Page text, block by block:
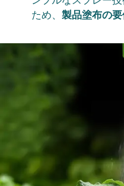
ため、 製品塗布の